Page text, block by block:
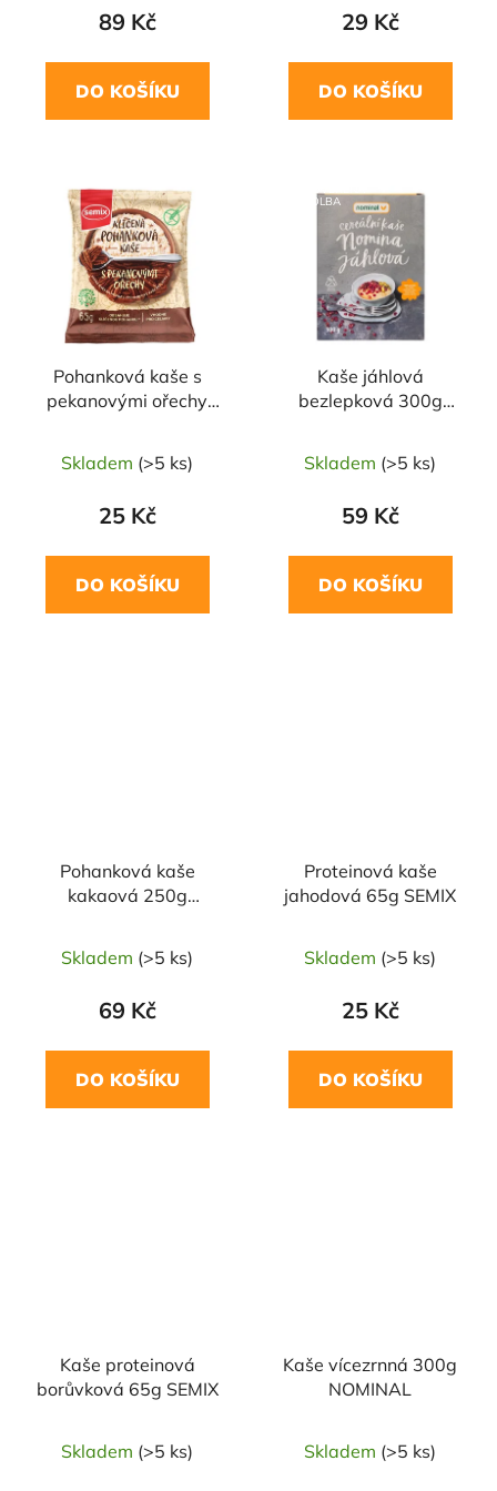
89 Kč
DO KOŠÍKU
29 Kč
DO KOŠÍKU
Pohanková kaše s
pekanovými ořechy
Skladem (>5 ks)
25 Kč
DO KOŠÍKU
VOLBA
Kaše jáhlová
bezlepková 300g
Skladem (>5 ks)
59 Kč
DO KOŠÍKU
Pohanková kaše
kakaová 250g
Skladem (>5 ks)
69 Kč
DO KOŠÍKU
Proteinová kaše
jahodová 65g SEMIX
Skladem (>5 ks)
25 Kč
DO KOŠÍKU
Kaše proteinová
borůvková 65g SEMIX
Skladem (>5 ks)
Kaše vícezrnná 300g
NOMINAL
Skladem (>5 ks)